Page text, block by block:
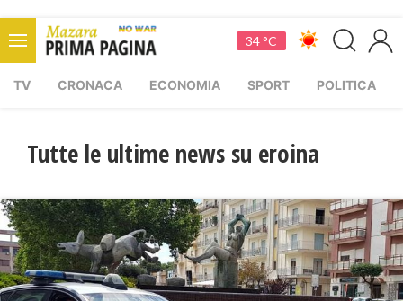
34 °C
TV CRONACA ECONOMIA SPORT POLITICA
Tutte le ultime news su eroina